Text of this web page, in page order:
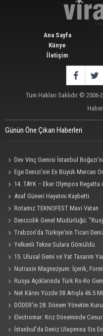
Ana Sayfa
Künye
İletişim
Tüm Hakları Saklıdır © 2006-
Günün Öne Çıkan Haberleri
Dev Vinç Gemisi İstanbul
Ege Denizi’nin En Büyük Mercan
14. TAYK – Eker Olympos Regatta
Asaf Güneri Hayatını Kaybetti
Rotamız TEKNOFEST Mavi Vatan
Denizcilik Genel Müdürlüğü:
Saldırısına Uğradı"
Trabzon'da Türkiye'nin Ticari
Yelkenli Tekne Sulara Gömüldü
15. Ulusal Gemi ve Yat Tasarım
Uzatıldı
Nutraxin Magnezyum: İçerik,
Rusya Açıklarında Türk Ro-Ro
Net Kârını Yüzde 38 Artışla 46.5
DÖDER'in 28. Dönem Yönetim
Electromar: Kriz Döneminde
İstanbul'da Deniz Ulaşımına Sis